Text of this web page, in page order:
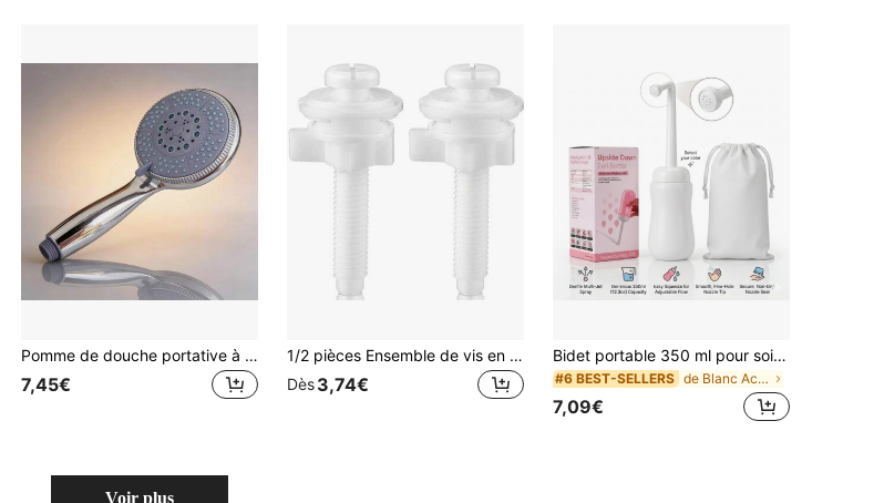
Pomme de douche portative à 5 vitesses pressurisée, grande pomme de douche sphérique, buse de douche de salle de bain pour la maison, pomme de douche de pluie pressurisée, pomme de douche de bain
7,45€
1/2 pièces Ensemble de vis en plastique pour siège de toilette, comprend l'écrou et la rondelle en plastique, accessoires de réparation de siège de toilette, blanc
Dès3,74€
Bidet portable 350 ml pour soins post-partum, bouteille péri inversée avec jet doux multi-jets, bouteille de lavage féminin facile à presser avec sac de rangement pour voyage, grossesse, césarienne, période menstruelle & soulagement des hémorroïdes
#6 BEST-SELLERS de Blanc Accessoires de salle de bain
7,09€
Voir plus